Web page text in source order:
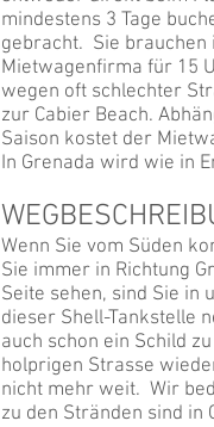
mindestens 3 Tage
gebracht. Sie brauchen
Mietwagenfirma für 15
wegen oft schlechter
zur Cabier Beach.
Saison kostet der
In Grenada wird wie in
Wenn Sie vom Süden
Sie immer in Richtung
Seite sehen, sind Sie in
dieser Shell-Tankstelle
auch schon ein Schild
holprigen Strasse
nicht mehr weit. Wir
zu den Stränden sind in